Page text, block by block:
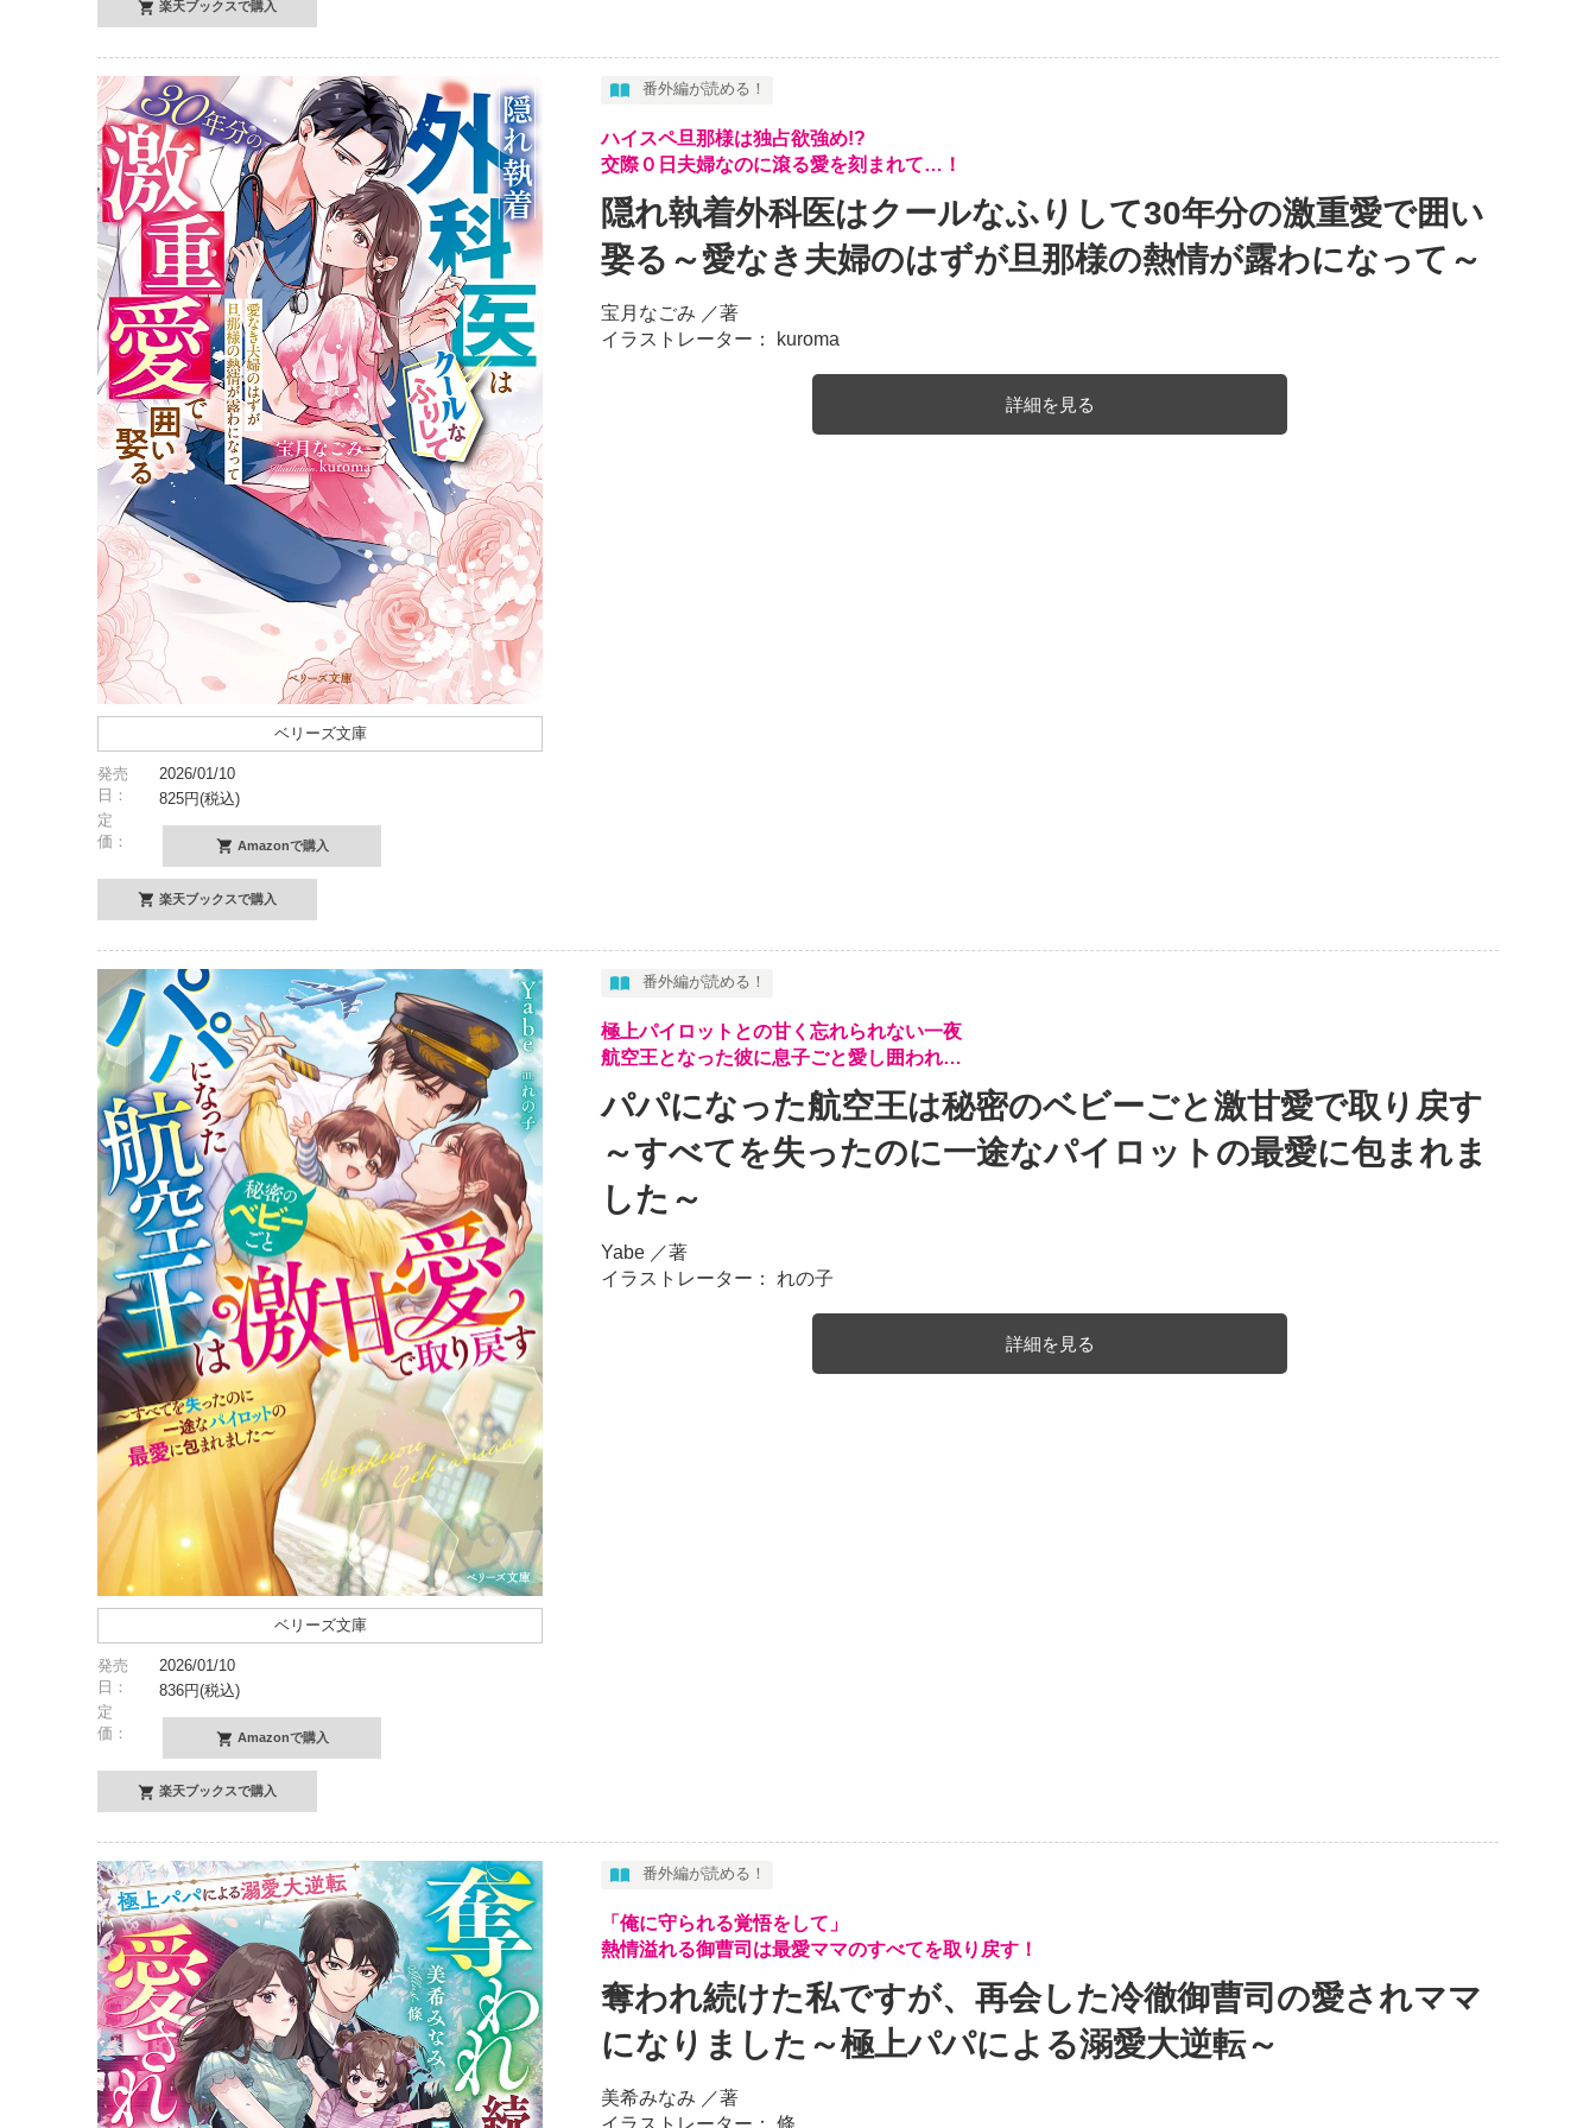
楽天ブックスで購入
番外編が読める！
ハイスペ旦那様は独占欲強め!?
交際０日夫婦なのに滾る愛を刻まれて…！
隠れ執着外科医はクールなふりして30年分の激重愛で囲い
娶る～愛なき夫婦のはずが旦那様の熱情が露わになって～
宝月なごみ ／著
イラストレーター： kuroma
ベリーズ文庫
発売
日：
2026/01/10
定
価：
825円(税込)
Amazonで購入
楽天ブックスで購入
詳細を見る
番外編が読める！
極上パイロットとの甘く忘れられない一夜
航空王となった彼に息子ごと愛し囲われ…
パパになった航空王は秘密のベビーごと激甘愛で取り戻す
～すべてを失ったのに一途なパイロットの最愛に包まれま
した～
Yabe ／著
イラストレーター： れの子
ベリーズ文庫
発売
日：
2026/01/10
定
価：
836円(税込)
Amazonで購入
楽天ブックスで購入
詳細を見る
番外編が読める！
「俺に守られる覚悟をして」
熱情溢れる御曹司は最愛ママのすべてを取り戻す！
奪われ続けた私ですが、再会した冷徹御曹司の愛されママ
になりました～極上パパによる溺愛大逆転～
美希みなみ ／著
イラストレーター： 條